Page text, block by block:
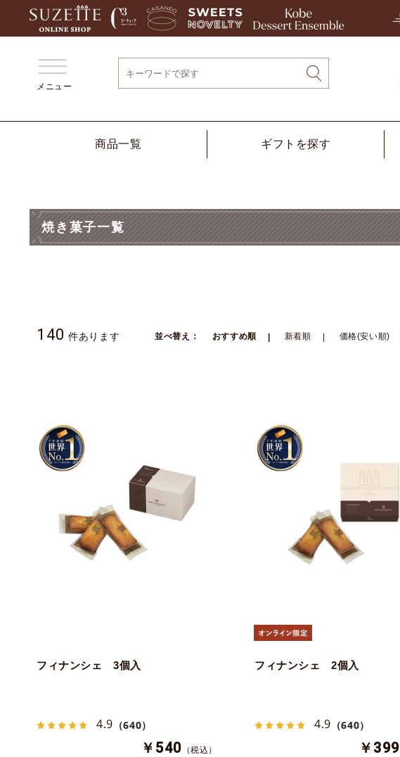
メニュー
商品一覧 ギフトを探す
焼き菓子一覧
140 件あります 並べ替え： おすすめ順 新着順 価格(安い順)
フィナンシェ 3個入
4.9 （640）
￥540 （税込）
フィナンシェ 2個入
4.9 （640）
￥399